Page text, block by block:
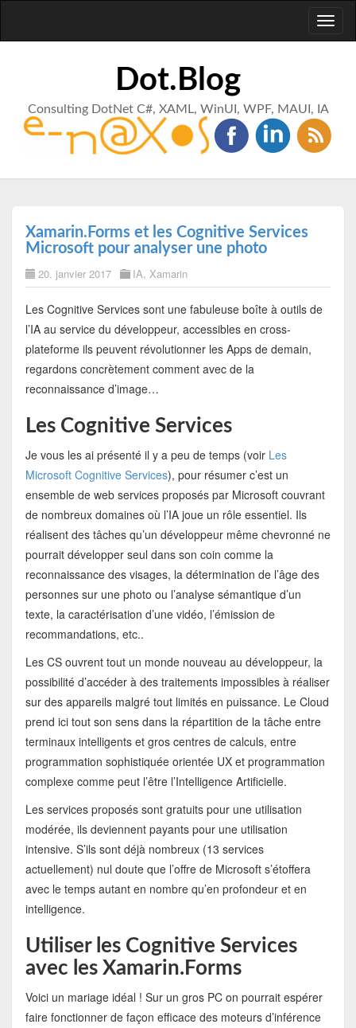
Dot.Blog
Consulting DotNet C#, XAML, WinUI, WPF, MAUI, IA
Xamarin.Forms et les Cognitive Services
Microsoft pour analyser une photo
20. janvier 2017 IA, Xamarin
Les Cognitive Services sont une fabuleuse boîte à outils de
l’IA au service du développeur, accessibles en cross-
plateforme ils peuvent révolutionner les Apps de demain,
regardons concrètement comment avec de la
reconnaissance d’image…
Les Cognitive Services
Je vous les ai présenté il y a peu de temps (voir Les
Microsoft Cognitive Services), pour résumer c’est un
ensemble de web services proposés par Microsoft couvrant
de nombreux domaines où l’IA joue un rôle essentiel. Ils
réalisent des tâches qu’un développeur même chevronné ne
pourrait développer seul dans son coin comme la
reconnaissance des visages, la détermination de l’âge des
personnes sur une photo ou l’analyse sémantique d’un
texte, la caractérisation d’une vidéo, l’émission de
recommandations, etc..
Les CS ouvrent tout un monde nouveau au développeur, la
possibilité d’accéder à des traitements impossibles à réaliser
sur des appareils malgré tout limités en puissance. Le Cloud
prend ici tout son sens dans la répartition de la tâche entre
terminaux intelligents et gros centres de calculs, entre
programmation sophistiquée orientée UX et programmation
complexe comme peut l’être l’Intelligence Artificielle.
Les services proposés sont gratuits pour une utilisation
modérée, ils deviennent payants pour une utilisation
intensive. S’ils sont déjà nombreux (13 services
actuellement) nul doute que l’offre de Microsoft s’étoffera
avec le temps autant en nombre qu’en profondeur et en
intelligence.
Utiliser les Cognitive Services
avec les Xamarin.Forms
Voici un mariage idéal ! Sur un gros PC on pourrait espérer
faire fonctionner de façon efficace des moteurs d’inférence